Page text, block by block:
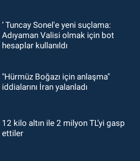
‘ Tuncay Sonel'e yeni suçlama:
Adıyaman Valisi olmak için bot
hesaplar kullanıldı
"Hürmüz Boğazı için anlaşma"
iddialarını İran yalanladı
12 kilo altın ile 2 milyon TL’yi gasp
ettiler